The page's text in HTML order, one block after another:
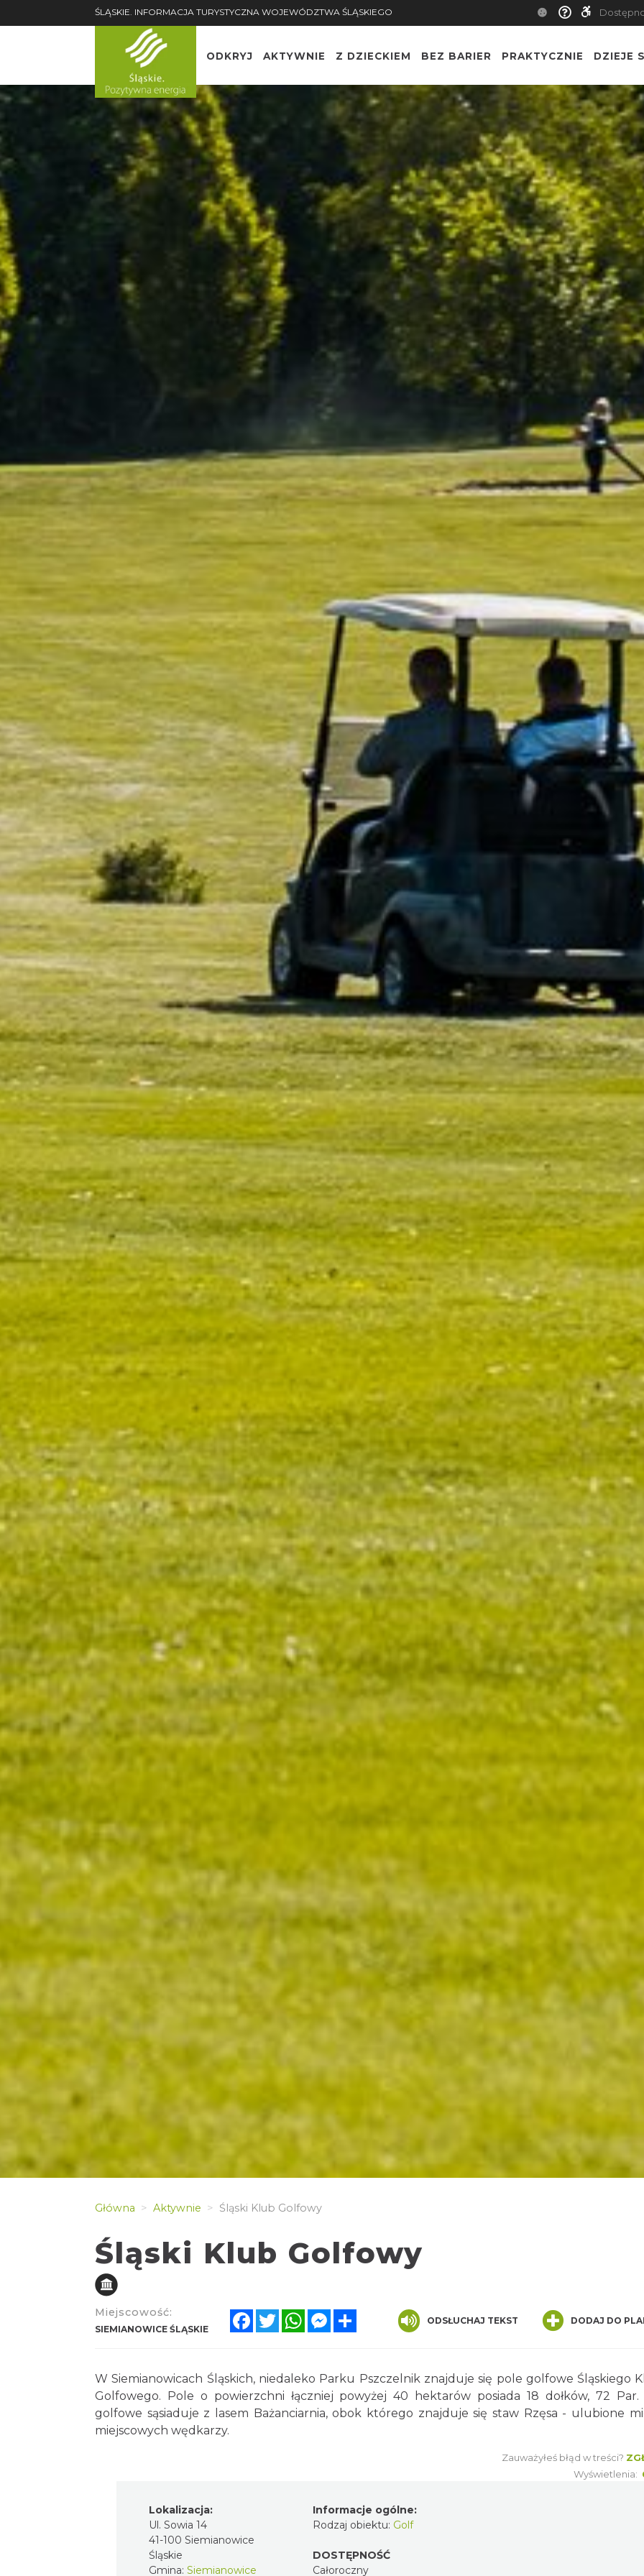
ŚLĄSKIE. INFORMACJA TURYSTYCZNA WOJEWÓDZTWA ŚLĄSKIEGO
ODKRYJ AKTYWNIE Z DZIECKIEM BEZ BARIER PRAKTYCZNIE DZIEJE
Główna Aktywnie Śląski Klub Golfowy
Śląski Klub Golfowy
Miejscowość:
SIEMIANOWICE ŚLĄSKIE
FacebookTwitterWhatsAppMessenger ODSŁUCHAJ TEKST DODAJ DO
W Siemianowicach Śląskich, niedaleko Parku Pszczelnik znajduje się pole golfowe Śląskiego
Golfowego. Pole o powierzchni łączniej powyżej 40 hektarów posiada 18 dołków, 72 Par.
golfowe sąsiaduje z lasem Bażanciarnia, obok którego znajduje się staw Rzęsa - ulubione
miejscowych wędkarzy.
Zauważyłeś błąd w treści?
Wyświetlenia:
Lokalizacja:
Ul. Sowia 14
41-100 Siemianowice
Śląskie
Gmina: Siemianowice
Informacje ogólne:
Rodzaj obiektu: Golf
DOSTĘPNOŚĆ
Całoroczny